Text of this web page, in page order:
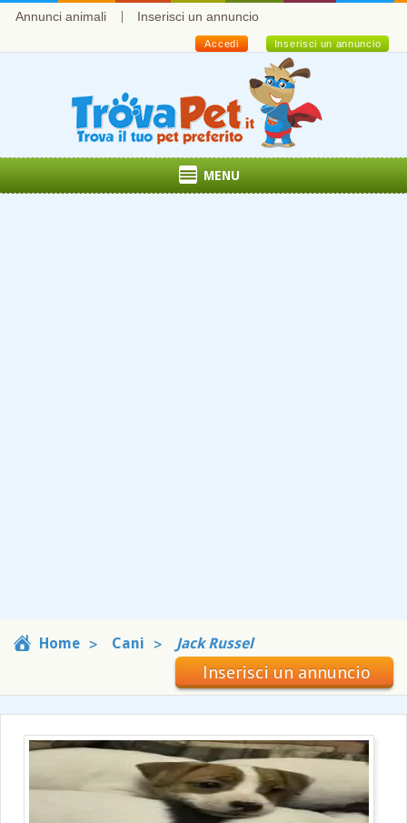
Annunci animali Inserisci un annuncio
Inserisci un annuncio
Accedi
MENU
Home Cani Jack Russel
Inserisci un annuncio